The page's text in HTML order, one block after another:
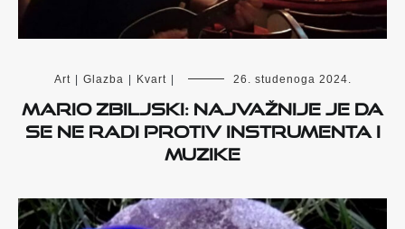
Art | Glazba | Kvart | 26. studenoga 2024.
Mario Zbiljski: Najvažnije je da
se ne radi protiv instrumenta i
muzike